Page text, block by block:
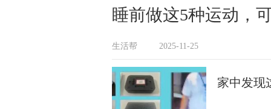
睡前做这5种运动，
生活帮 2025-11-25
家中发现